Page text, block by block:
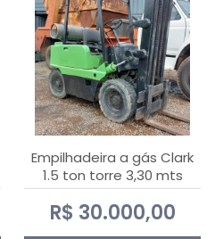
Empilhadeira a gás Clark
1.5 ton torre 3,30 mts
R$ 30.000,00